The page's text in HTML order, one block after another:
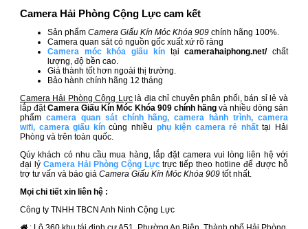
Camera Hải Phòng Cộng Lực cam kết
Sản phẩm Camera Giấu Kín Móc Khóa 909​ chính hãng 100%.
Camera quan sát có nguồn gốc xuất xứ rõ ràng
Camera móc khóa giấu kíntạicamerahaiphong.net/chất
lượng, độ bền cao.
Giá thành tốt hơn ngoài thị trường.
Bảo hành chính hãng 12 tháng
Camera Hải Phòng Cộng Lựclà địa chỉ chuyên phân phối, bán sỉ lẻ và
lắp đặtCamera Giấu Kín Móc Khóa 909 chính hãngvà nhiều dòng sản
phẩm camera quan sát chính hãng,camera hành trình, camera
wifi, camera giấu kíncùng nhiều phụ kiện camera rẻ nhấttại Hải
Phòng và trên toàn quốc.
Qúy khách có nhu cầu mua hàng, lắp đặt camera vui lòng liên hệ với
đại lý Camera Hải Phòng Cộng Lực trực tiếp theo hotline để được hỗ
trợ tư vấn và báo giá Camera Giấu Kín Móc Khóa 909​tốt nhất.
Mọi chi tiết xin liên hệ :
Công ty TNHH TBCN Anh Ninh Cộng Lực